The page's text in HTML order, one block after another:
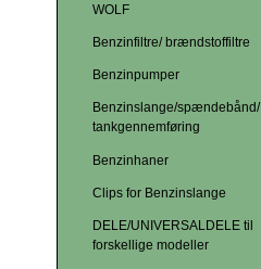
WOLF
Benzinfiltre/ brændstoffiltre
Benzinpumper
Benzinslange/spændebånd/
tankgennemføring
Benzinhaner
Clips for Benzinslange
DELE/UNIVERSALDELE til
forskellige modeller